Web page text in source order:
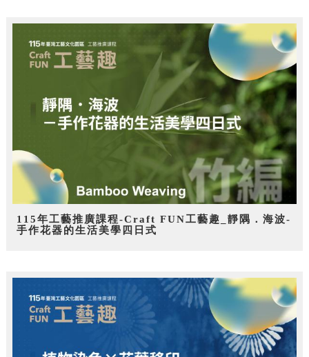
115年工藝推廣課程-Craft FUN工藝趣_靜隅．海波-
手作花器的生活美學四日式